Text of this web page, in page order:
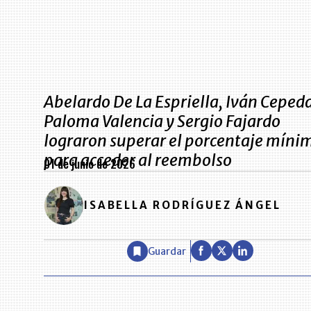
Abelardo De La Espriella, Iván
Paloma Valencia y Sergio Fajardo
lograron superar el porcentaje
para acceder al reembolso
01 de junio de 2026
ISABELLA RODRÍGUEZ ÁNGEL
Guardar